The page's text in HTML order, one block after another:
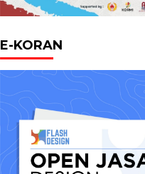
E-KORAN